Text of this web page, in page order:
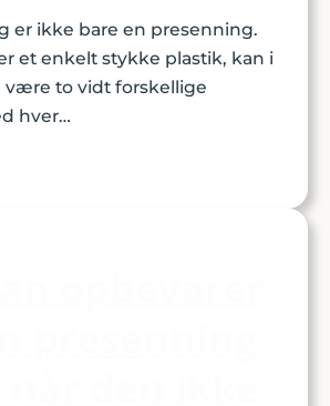
er ikke bare en presenning.
et enkelt stykke plastik, kan i
to vidt forskellige
hver…